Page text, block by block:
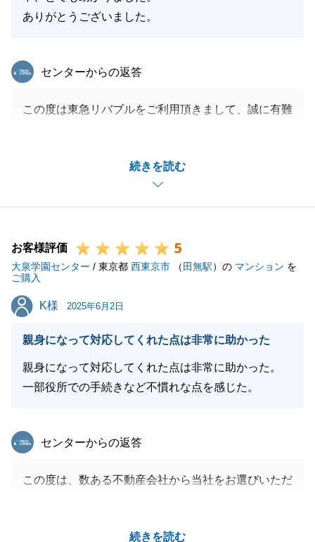
ありがとうございました。
続きを読む
東急リバブル
センターからの返答
この度は東急リバブルをご利用頂きまして、誠に有難
に楽しく購入のサポートが出来ました。
K様に協力頂きましたので無事決済迎えられまし
た。
今後もお手伝いさせて頂きたいので、困りの事がござ
いましたら、お気軽にお声掛け下さい。
今後とも、東急リバブルをご愛願の程、よろしくお願
いいたします。
閉じる
お客様評価 5
大泉学園センター / 東京都 西東京市 （ 田無駅）の マンション を
ご購入
K様
K様 2025年6月2日
親身になって対応してくれた点は非常に助かった
親身になって対応してくれた点は非常に助かった。
一部役所での手続きなど不慣れな点を感じた。
続きを読む
東急リバブル
センターからの返答
この度は、数ある不動産会社から当社をお選びいただ